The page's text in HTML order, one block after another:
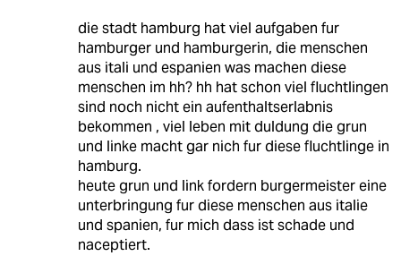
die stadt hamburg hat viel aufgaben fur
hamburger und hamburgerin, die menschen
aus itali und espanien was machen diese
menschen im hh? hh hat schon viel fluchtlingen
sind noch nicht ein aufenthaltserlabnis
bekommen , viel leben mit duldung die grun
und linke macht gar nich fur diese fluchtlinge in
hamburg.
heute grun und link fordern burgermeister eine
unterbringung fur diese menschen aus italie
und spanien, fur mich dass ist schade und
naceptiert.